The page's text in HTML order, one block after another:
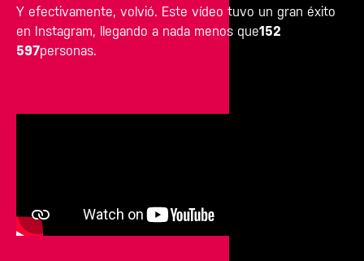
Y efectivamente, volvió. Este vídeo tuvo un gran éxito
en Instagram, llegando a nada menos que152
597personas.